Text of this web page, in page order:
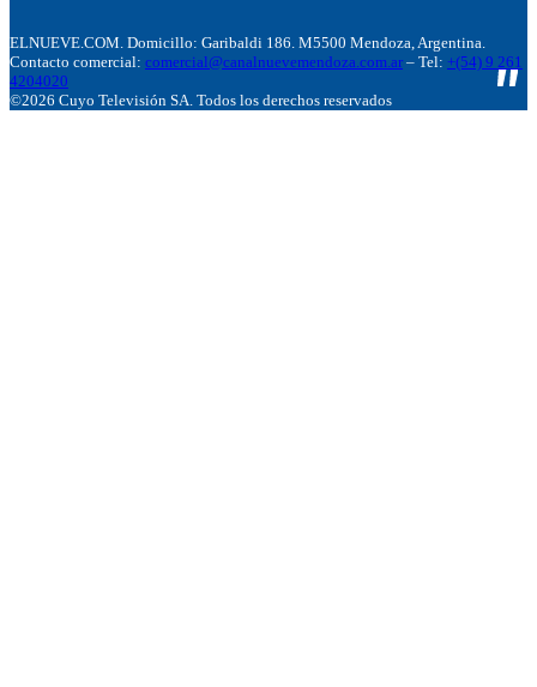
ELNUEVE.COM. Domicillo: Garibaldi 186. M5500 Mendoza, Argentina.
Contacto comercial: comercial@canalnuevemendoza.com.ar – Tel: +(54) 9 261
4204020
©2026 Cuyo Televisión SA. Todos los derechos reservados